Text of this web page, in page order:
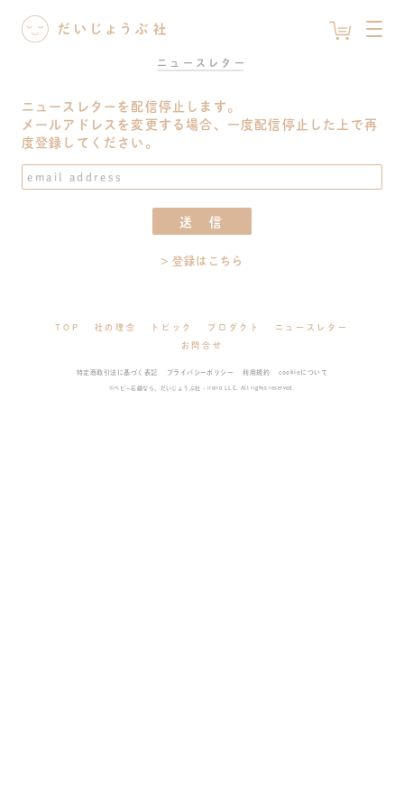
ニュースレター
ニュースレターを配信停止します。
メールアドレスを変更する場合、一度配信停止した上で再
度登録してください。
> 登録はこちら
TOP 社の理念 トピック プロダクト
ニュースレター
お問合せ
特定商取引法に基づく表記 プライバシーポリシー 利用規約 cookieについて
©ベビー石鹸なら、だいじょうぶ社 - iroiro LLC. All rights reserved.